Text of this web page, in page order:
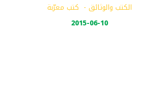
الكتب والوثائق - كتب معرّبة
2015-06-10